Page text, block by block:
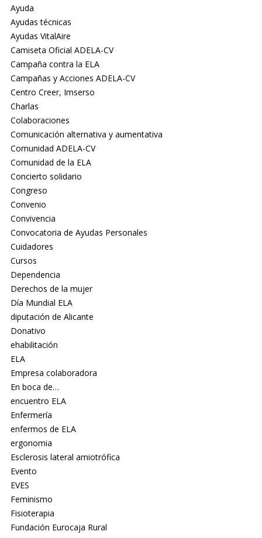
Ayuda
Ayudas técnicas
Ayudas VitalAire
Camiseta Oficial ADELA-CV
Campaña contra la ELA
Campañas y Acciones ADELA-CV
Centro Creer, Imserso
Charlas
Colaboraciones
Comunicación alternativa y aumentativa
Comunidad ADELA-CV
Comunidad de la ELA
Concierto solidario
Congreso
Convenio
Convivencia
Convocatoria de Ayudas Personales
Cuidadores
Cursos
Dependencia
Derechos de la mujer
Día Mundial ELA
diputación de Alicante
Donativo
ehabilitación
ELA
Empresa colaboradora
En boca de…
encuentro ELA
Enfermería
enfermos de ELA
ergonomia
Esclerosis lateral amiotrófica
Evento
EVES
Feminismo
Fisioterapia
Fundación Eurocaja Rural